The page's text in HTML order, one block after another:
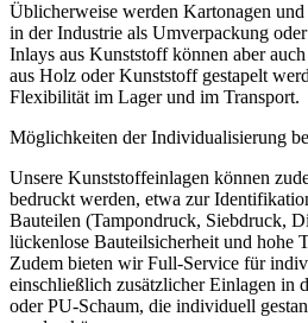
Üblicherweise werden Kartonagen
in der Industrie als Umverpackung
Inlays aus Kunststoff können aber
aus Holz oder Kunststoff gestapelt
Flexibilität im Lager und im Transport.
Möglichkeiten der Individualisierung
Unsere Kunststoffeinlagen können
bedruckt werden, etwa zur
Bauteilen (Tampondruck, Siebdruck,
lückenlose Bauteilsicherheit und hohe
Zudem bieten wir Full-Service für
einschließlich zusätzlicher Einlagen in
oder PU-Schaum, die individuell